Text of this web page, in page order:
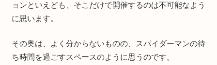
ョンといえども、そこだけで開催するのは不可能なよう
に思います。
その奥は、よく分からないものの、スパイダーマンの待
ち時間を過ごすスペースのように思うのです。